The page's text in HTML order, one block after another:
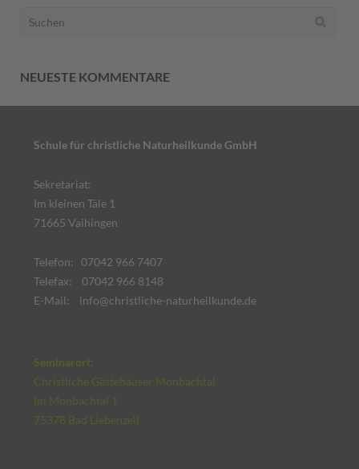
Suchen
NEUESTE KOMMENTARE
Schule für christliche Naturheilkunde GmbH
Sekretariat:
Im kleinen Täle 1
71665 Vaihingen
Telefon: 07042 966 7407
Telefax: 07042 966 8148
E-Mail: info@christliche-naturheilkunde.de
Seminarort:
Christliche Gästehäuser Monbachtal
Im Monbachtal 1
75378 Bad Liebenzell